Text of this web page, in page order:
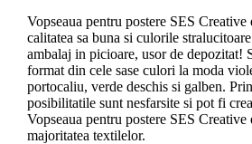
fost:
55.00 lei.
49.00 lei.
Vopseaua pentru postere SES Creative
calitatea sa buna si culorile
ambalaj in picioare, usor de depozitat!
format din cele sase culori la moda
portocaliu, verde deschis si galben.
posibilitatile sunt nesfarsite si pot fi
Vopseaua pentru postere SES Creative
majoritatea textilelor.